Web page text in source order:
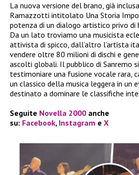
La nuova versione del brano, già
Ramazzotti intitolato Una Storia
potenza di un dialogo artistico privo di
Da un lato troviamo una musicista
attivista di spicco, dall’altro l’artista
vendere oltre 80 milioni di dischi e
ascolti globali. Il pubblico di Sanremo
testimoniare una fusione vocale rara,
un classico della musica leggera in un
destinato a dominare le classifiche
Seguite Novella 2000 anche
su: Facebook, Instagram e X